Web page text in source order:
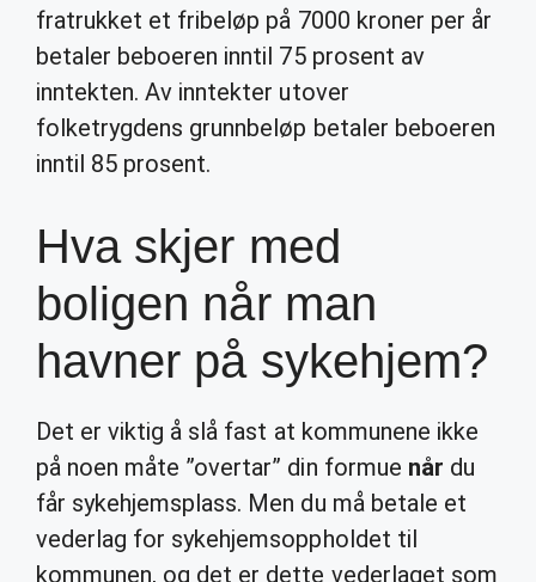
fratrukket et fribeløp på 7000 kroner per år
betaler beboeren inntil 75 prosent av
inntekten. Av inntekter utover
folketrygdens grunnbeløp betaler beboeren
inntil 85 prosent.
Hva skjer med
boligen når man
havner på sykehjem?
Det er viktig å slå fast at kommunene ikke
på noen måte ”overtar” din formue når du
får sykehjemsplass. Men du må betale et
vederlag for sykehjemsoppholdet til
kommunen, og det er dette vederlaget som